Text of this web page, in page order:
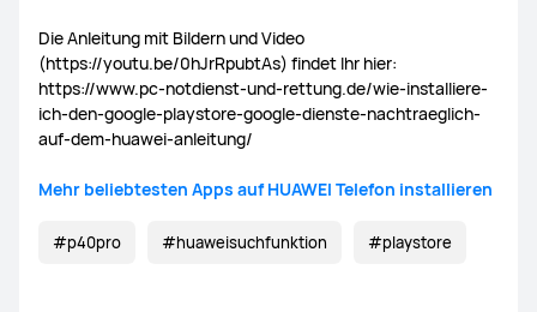
Die Anleitung mit Bildern und Video
(https://youtu.be/0hJrRpubtAs) findet Ihr hier:
https://www.pc-notdienst-und-rettung.de/wie-installiere-
ich-den-google-playstore-google-dienste-nachtraeglich-
auf-dem-huawei-anleitung/
Mehr beliebtesten Apps auf HUAWEI Telefon installieren
#p40pro #huaweisuchfunktion #playstore